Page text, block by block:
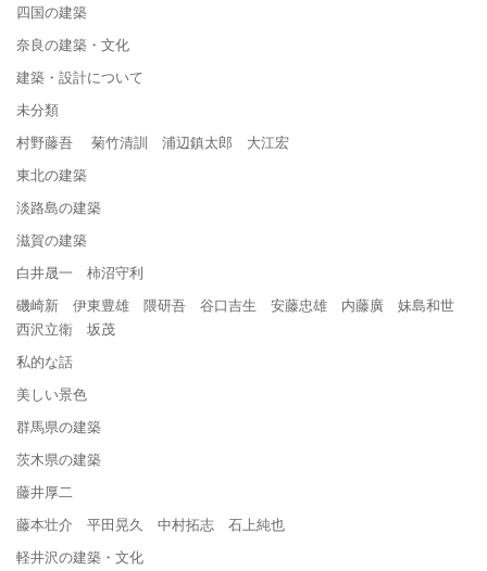
四国の建築
奈良の建築・文化
建築・設計について
未分類
村野藤吾 菊竹清訓 浦辺鎮太郎 大江宏
東北の建築
淡路島の建築
滋賀の建築
白井晟一 柿沼守利
磯崎新 伊東豊雄 隈研吾 谷口吉生 安藤忠雄 内藤廣 妹島和世
西沢立衛 坂茂
私的な話
美しい景色
群馬県の建築
茨木県の建築
藤井厚二
藤本壮介 平田晃久 中村拓志 石上純也
軽井沢の建築・文化